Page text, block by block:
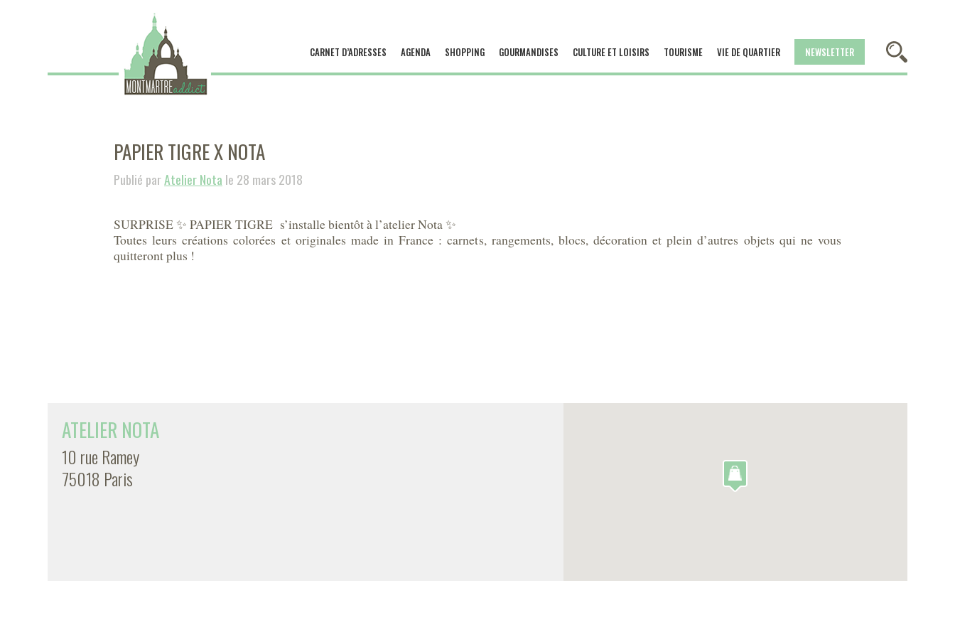
CARNET D’ADRESSES AGENDA SHOPPING GOURMANDISES CULTURE ET LOISIRS TOURISME VIE DE QUARTIER NEWSLETTER
PAPIER TIGRE X NOTA
Publié parAtelier Nota le 28 mars 2018
SURPRISE ✨ PAPIER TIGRE​ s’installe bientôt à l’atelier Nota ✨
Toutes leurs créations colorées et originales made in France : carnets, rangements, blocs, décoration et plein d’autres objets qui ne vous
quitteront plus !
ATELIER NOTA
10 rue Ramey
75018 Paris